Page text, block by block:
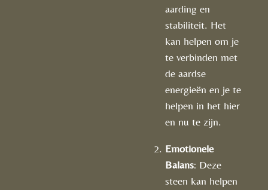
aarding en
stabiliteit. Het
kan helpen om je
te verbinden met
de aardse
energieën en je te
helpen in het hier
en nu te zijn.
Emotionele
Balans: Deze
steen kan helpen